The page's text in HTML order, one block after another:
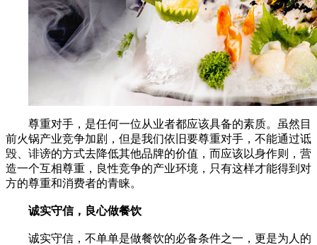
尊重对手，是任何一位从业者都应该具备的素质。虽然目
前火锅产业竞争加剧，但是我们依旧要尊重对手，不能通过诋
毁、诽谤的方式去降低其他品牌的价值，而应该以身作则，营
造一个互相尊重，良性竞争的产业环境，只有这样才能得到对
方的尊重和消费者的青睐。
诚实守信，良心做餐饮
诚实守信，不单单是做餐饮的必备条件之一，更是为人的